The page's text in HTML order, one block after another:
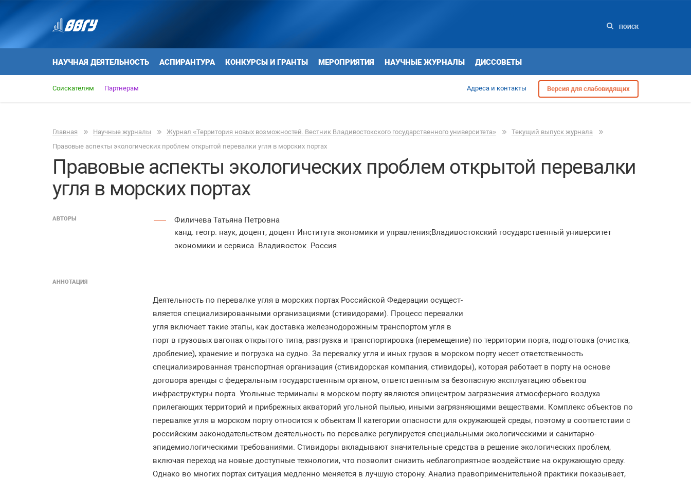
ПОИСК
НАУЧНАЯ ДЕЯТЕЛЬНОСТЬ АСПИРАНТУРА КОНКУРСЫ И ГРАНТЫ МЕРОПРИЯТИЯ НАУЧНЫЕ ЖУРНАЛЫ ДИССОВЕТЫ
Соискателям Партнерам Адреса и контакты Версия для слабовидящих
Главная Научные журналы Журнал «Территория новых возможностей. Вестник Владивостокского государственного университета»
Текущий выпуск журнала
Правовые аспекты экологических проблем открытой перевалки угля в морских портах
Правовые аспекты экологических проблем открытой перевалки
угля в морских портах
АВТОРЫ
Филичева Татьяна Петровна
канд. геогр. наук, доцент, доцент Института экономики и управления;Владивостокский государственный университет
экономики и сервиса. Владивосток. Россия
АННОТАЦИЯ
Деятельность по перевалке угля в морских портах Российской Федерации осущест-
вляется специализированными организациями (стивидорами). Процесс перевалки
угля включает такие этапы, как доставка железнодорожным транспортом угля в
порт в грузовых вагонах открытого типа, разгрузка и транспортировка (перемещение) по территории порта, подготовка (очистка,
дробление), хранение и погрузка на судно. За перевалку угля и иных грузов в морском порту несет ответственность
специализированная транспортная организация (стивидорская компания, стивидоры), которая работает в порту на основе
договора аренды с федеральным государственным органом, ответственным за безопасную эксплуатацию объектов
инфраструктуры порта. Угольные терминалы в морском порту являются эпицентром загрязнения атмосферного воздуха
прилегающих территорий и прибрежных акваторий угольной пылью, иными загрязняющими веществами. Комплекс объектов по
перевалке угля в морском порту относится к объектам II категории опасности для окружающей среды, поэтому в соответствии с
российским законодательством деятельность по перевалке регулируется специальными экологическими и санитарно-
эпидемиологическими требованиями. Стивидоры вкладывают значительные средства в решение экологических проблем,
включая переход на новые доступные технологии, что позволит снизить неблагоприятное воздействие на окружающую среду.
Однако во многих портах ситуация медленно меняется в лучшую сторону. Анализ правоприменительной практики показывает,